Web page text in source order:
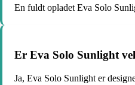
En fuldt opladet Eva Solo
Er Eva Solo Sunlight
Ja, Eva Solo Sunlight er